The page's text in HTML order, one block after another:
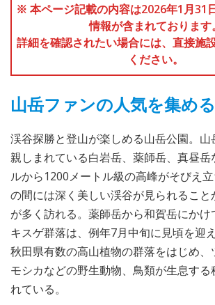
※ 本ページ記載の内容は2026年1月31
情報が含まれております。
詳細を確認されたい場合には、直接施
ください。
山岳ファンの人気を集め
渓谷探勝と登山が楽しめる山岳公園。山
親しまれている白岩岳、薬師岳、真昼岳
ルから1200メートル級の高峰がそびえ
の間には深く美しい渓谷が見られること
が多く訪れる。薬師岳から和賀岳にかけ
キスゲ群落は、例年7月中旬に見頃を迎
秋田県有数の高山植物の群落をはじめ、
モシカなどの野生動物、鳥類が生息する
れている。